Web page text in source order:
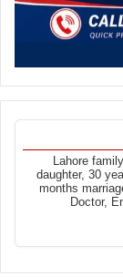
Lahore
daughter, 30
months
Doctor,